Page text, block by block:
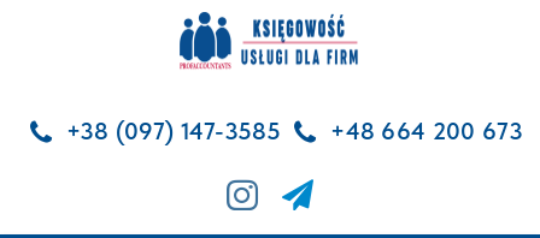
+38 (097) 147-3585 +48 664 200 673